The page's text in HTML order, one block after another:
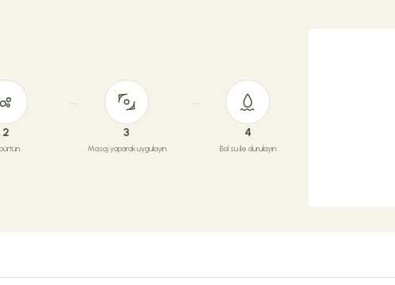
2 3
Masaj yaparak uygulayın
4
Bol su ile durulayın